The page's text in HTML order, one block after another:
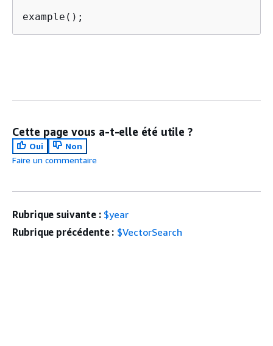
example();
Cette page vous a-t-elle été utile ?
Oui
Non
Faire un commentaire
Rubrique suivante : $year
Rubrique précédente : $VectorSearch